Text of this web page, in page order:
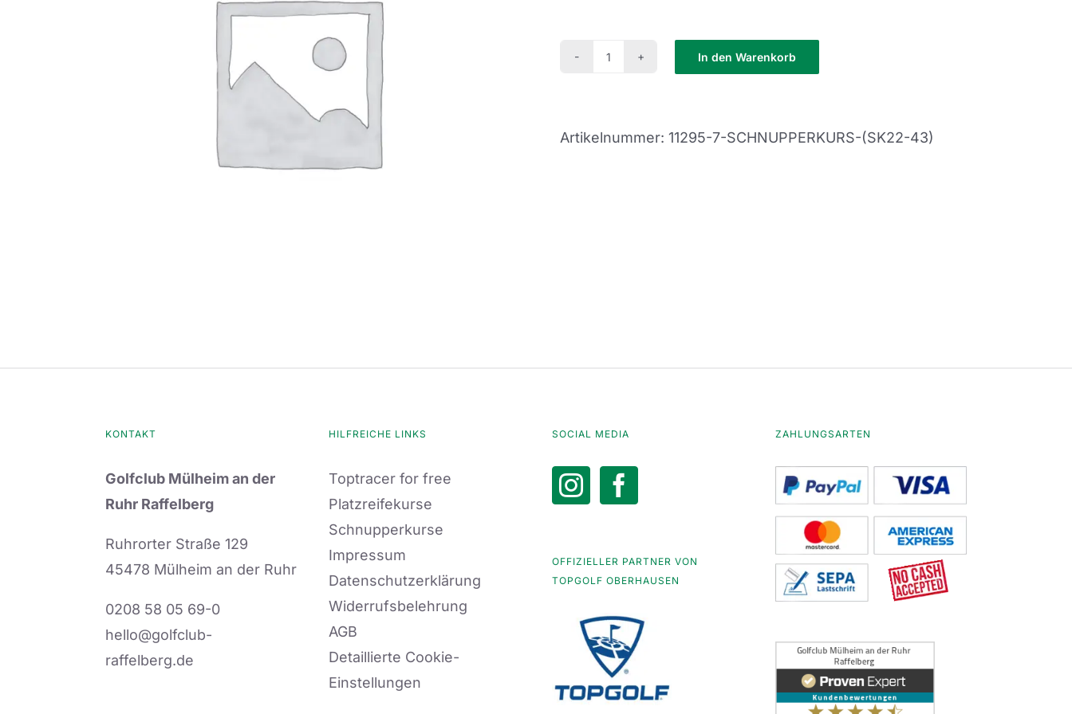
Menge
In den Warenkorb
Artikelnummer: 11295-7-SCHNUPPERKURS-(SK22-43)
KONTAKT
Golfclub Mülheim an der
Ruhr Raffelberg
Ruhrorter Straße 129
45478 Mülheim an der Ruhr
0208 58 05 69-0
hello@golfclub-
raffelberg.de
HILFREICHE LINKS
Toptracer for free
Platzreifekurse
Schnupperkurse
Impressum
Datenschutzerklärung
Widerrufsbelehrung
AGB
Detaillierte Cookie-
Einstellungen
SOCIAL MEDIA
OFFIZIELLER PARTNER VON
TOPGOLF OBERHAUSEN
ZAHLUNGSARTEN